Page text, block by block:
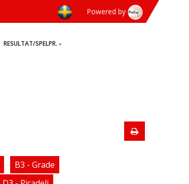
Powered by
RESULTAT/SPELPR.
B3 - Grade